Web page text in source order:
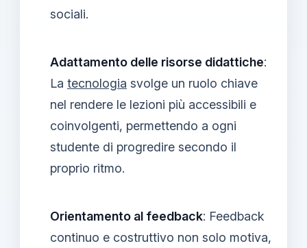
sociali.
Adattamento delle risorse didattiche:
La tecnologia svolge un ruolo chiave
nel rendere le lezioni più accessibili e
coinvolgenti, permettendo a ogni
studente di progredire secondo il
proprio ritmo.
Orientamento al feedback: Feedback
continuo e costruttivo non solo motiva,